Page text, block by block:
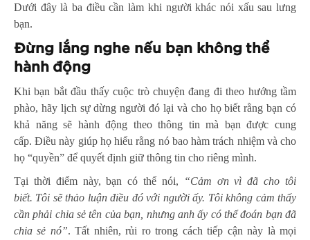
Dưới đây là ba điều cần làm khi người khác nói xấu sau lưng
bạn.
Đừng lắng nghe nếu bạn không thể
hành động
Khi bạn bắt đầu thấy cuộc trò chuyện đang đi theo hướng tầm
phào, hãy lịch sự dừng người đó lại và cho họ biết rằng bạn có
khả năng sẽ hành động theo thông tin mà bạn được cung
cấp. Điều này giúp họ hiểu rằng nó bao hàm trách nhiệm và cho
họ “quyền” để quyết định giữ thông tin cho riêng mình.
Tại thời điểm này, bạn có thể nói,
“Cảm ơn vì đã cho tôi
biết. Tôi sẽ thảo luận điều đó với người ấy. Tôi không cảm thấy
cần phải chia sẻ tên của bạn, nhưng anh ấy có thể đoán bạn đã
chia sẻ nó”. Tất nhiên, rủi ro trong cách tiếp cận này là mọi